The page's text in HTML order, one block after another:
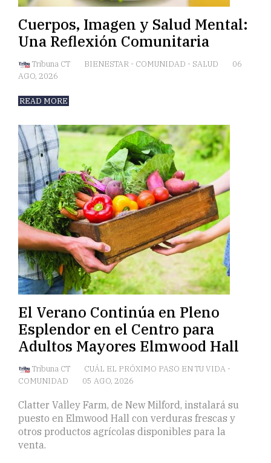
Cuerpos, Imagen y Salud Mental:
Una Reflexión Comunitaria
Tribuna CT BIENESTAR - COMUNIDAD - SALUD
06
AGO, 2026
READ MORE
El Verano Continúa en Pleno
Esplendor en el Centro para
Adultos Mayores Elmwood Hall
Tribuna CT CUÁL EL PRÓXIMO PASO EN TU VIDA -
COMUNIDAD
05 AGO, 2026
Clatter Valley Farm, de New Milford, instalará su
puesto en Elmwood Hall con verduras frescas y
otros productos agrícolas disponibles para la
venta.